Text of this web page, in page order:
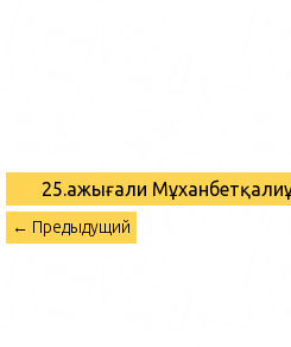
25.Қажығали
← Предыдущий